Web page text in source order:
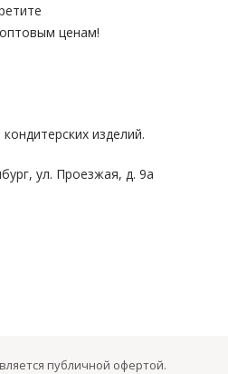
ценам!
изделий.
ул. Проезжая, д. 9а
публичной офертой.